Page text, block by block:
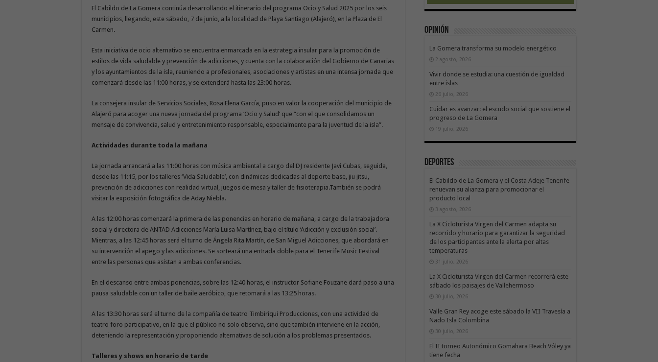
El Cabildo de La Gomera continúa desarrollando el itinerario del programa Ocio y Salud 2025 por los seis
municipios, llegando, este sábado, 7 de junio, a la localidad de Playa Santiago (Alajeró), en la Plaza de El
Carmen.
Esta iniciativa de ocio alternativo se encuentra enmarcada en la estrategia insular para la promoción de
estilos de vida saludable y prevención de adicciones, y cuenta con la colaboración del Gobierno de Canarias
y los ayuntamientos de la isla, reuniendo a profesionales, asociaciones y artistas en una intensa jornada que
comenzará desde las 11:00 horas, y se extenderá hasta las 23:00 horas.
La consejera insular de Servicios Sociales, Rosa Elena García, puso en valor la cooperación del municipio de
Alajeró para acoger una nueva jornada del programa ‘Ocio y Salud’ que “con el que consolidamos un
mensaje de convivencia, salud y entretenimiento responsable, especialmente para la juventud de la isla”.
Actividades durante toda la mañana
La jornada arrancará a las 11:00 horas con música ambiental a cargo del DJ residente Javi Cubas, seguida,
desde las 11:15, por los talleres ‘Vida Saludable’, con dinámicas dedicadas al deporte base, jiu jitsu,
prevención de adicciones con realidad virtual, juegos de mesa y taller de fisioterapia.También se podrá
visitar la exposición fotográfica de Aday Niebla.
A las 12:00 horas comenzará la primera de las ponencias en horario de mañana, a cargo de la trabajadora
social y directora de ANTAD Adicciones María Luisa Martínez, bajo el título ‘Adicción y exclusión social’.
Mientras, a las 12:45 horas será el turno de Ángela Rita Martín, de San Miguel Adicciones, que abordará en
su intervención el apego y las adicciones. Se sorteará una entrada doble para el Tenerife Music Festival
entre las personas que asistan a ambas conferencias.
En el descanso entre ambas ponencias, sobre las 12:40 horas, el instructor Sofiane Fouzane dará paso a una
pausa saludable con un taller de baile aeróbico, que retomará a las 13:25 horas.
A las 13:30 horas será el turno de la compañía de teatro Timbiriqui Producciones, con una actividad de
teatro foro participativo, en la que el público no solo observa, sino que también interviene en la acción,
deteniendo la representación y proponiendo alternativas de solución a los problemas presentados.
Talleres y shows en horario de tarde
Opinión
La Gomera transforma su modelo energético
2 agosto, 2026
Vivir donde se estudia: una cuestión de igualdad
entre islas
26 julio, 2026
Cuidar es avanzar: el escudo social que sostiene el
progreso de La Gomera
19 julio, 2026
Deportes
El Cabildo de La Gomera y el Costa Adeje Tenerife
renuevan su alianza para promocionar el
producto local
3 agosto, 2026
La X Cicloturista Virgen del Carmen adapta su
recorrido y horario para garantizar la seguridad
de los participantes ante la alerta por altas
temperaturas
31 julio, 2026
La X Cicloturista Virgen del Carmen recorrerá este
sábado los paisajes de Vallehermoso
30 julio, 2026
Valle Gran Rey acoge este sábado la VII Travesía a
Nado Isla Colombina
30 julio, 2026
El II torneo Autonómico Gomahara Beach Vóley ya
tiene fecha